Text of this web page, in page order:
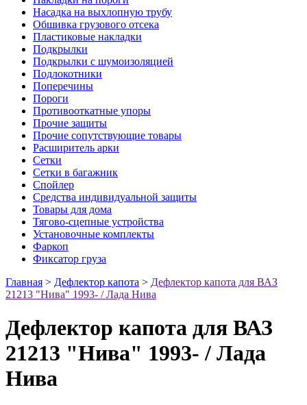
Насадка на выхлопную трубу
Обшивка грузового отсека
Пластиковые накладки
Подкрылки
Подкрылки с шумоизоляцией
Подлокотники
Поперечины
Пороги
Противооткатные упоры
Прочие защиты
Прочие сопутствующие товары
Расширитель арки
Сетки
Сетки в багажник
Спойлер
Средства индивидуальной защиты
Товары для дома
Тягово-сцепные устройства
Установочные комплекты
Фаркоп
Фиксатор груза
Главная > Дефлектор капота > Дефлектор капота для ВАЗ
21213 "Нива" 1993- / Лада Нива
Дефлектор капота для ВАЗ
21213 "Нива" 1993- / Лада
Нива